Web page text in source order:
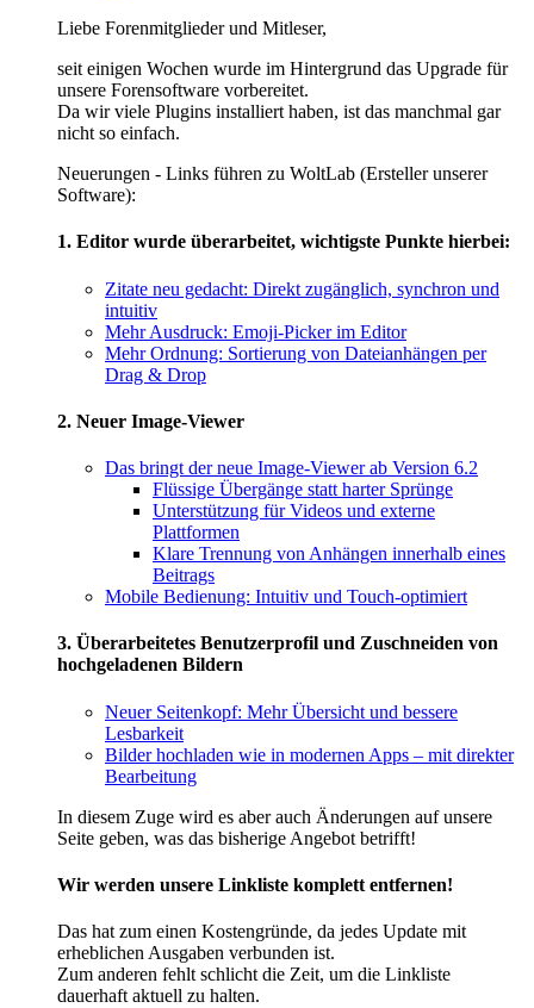
Liebe Forenmitglieder und Mitleser,
seit einigen Wochen wurde im Hintergrund das Upgrade für
unsere Forensoftware vorbereitet.
Da wir viele Plugins installiert haben, ist das manchmal gar
nicht so einfach.
Neuerungen - Links führen zu WoltLab (Ersteller unserer
Software):
1. Editor wurde überarbeitet, wichtigste Punkte hierbei:
Zitate neu gedacht: Direkt zugänglich, synchron und
intuitiv
Mehr Ausdruck: Emoji-Picker im Editor
Mehr Ordnung: Sortierung von Dateianhängen per
Drag & Drop
2. Neuer Image-Viewer
Das bringt der neue Image-Viewer ab Version 6.2
Flüssige Übergänge statt harter Sprünge
Unterstützung für Videos und externe
Plattformen
Klare Trennung von Anhängen innerhalb eines
Beitrags
Mobile Bedienung: Intuitiv und Touch-optimiert
3. Überarbeitetes Benutzerprofil und Zuschneiden von
hochgeladenen Bildern
Neuer Seitenkopf: Mehr Übersicht und bessere
Lesbarkeit
Bilder hochladen wie in modernen Apps – mit direkter
Bearbeitung
In diesem Zuge wird es aber auch Änderungen auf unsere
Seite geben, was das bisherige Angebot betrifft!
Wir werden unsere Linkliste komplett entfernen!
Das hat zum einen Kostengründe, da jedes Update mit
erheblichen Ausgaben verbunden ist.
Zum anderen fehlt schlicht die Zeit, um die Linkliste
dauerhaft aktuell zu halten.